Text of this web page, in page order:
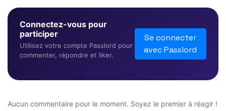
Connectez-vous pour
participer
Utilisez votre compte Passlord pour
commenter, répondre et liker.
Se connecter
avec Passlord
Aucun commentaire pour le moment. Soyez le premier à réagir !